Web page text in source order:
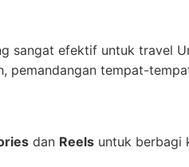
sangat efektif untuk travel
pemandangan tempat-
dan Reels untuk berbagi